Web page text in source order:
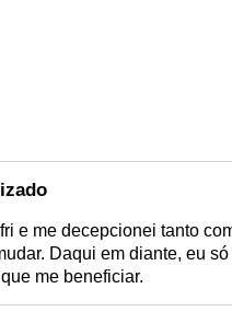
e me decepcionei tanto
Daqui em diante, eu
me beneficiar.